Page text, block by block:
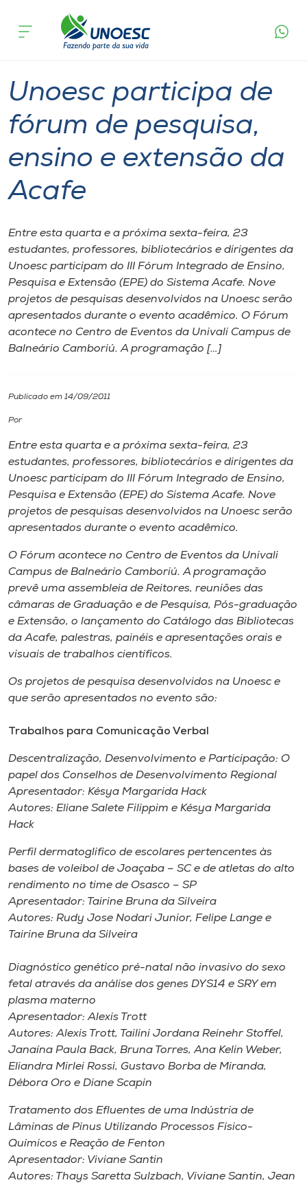
Cursos
Pesquisa
Atendimento ao Estudante
Portal de Ensino
A
Internacionalização
I.nova
Cultura
CPA
Biblioteca
Rádio
Museu
Store
o idioma
acontece
Unoesc participa de
fórum de pesquisa,
ensino e extensão da
Acafe
Entre esta quarta e a próxima sexta-feira, 23
estudantes, professores, bibliotecários e dirigentes da
Unoesc participam do III Fórum Integrado de Ensino,
Pesquisa e Extensão (EPE) do Sistema Acafe. Nove
projetos de pesquisas desenvolvidos na Unoesc serão
apresentados durante o evento acadêmico. O Fórum
acontece no Centro de Eventos da Univali Campus de
Balneário Camboriú. A programação […]
Publicado em 14/09/2011
Por
Entre esta quarta e a próxima sexta-feira, 23
estudantes, professores, bibliotecários e dirigentes da
Unoesc participam do III Fórum Integrado de Ensino,
Pesquisa e Extensão (EPE) do Sistema Acafe. Nove
projetos de pesquisas desenvolvidos na Unoesc serão
apresentados durante o evento acadêmico.
O Fórum acontece no Centro de Eventos da Univali
Campus de Balneário Camboriú. A programação
prevê uma assembleia de Reitores, reuniões das
câmaras de Graduação e de Pesquisa, Pós-graduação
e Extensão, o lançamento do Catálogo das Bibliotecas
da Acafe, palestras, painéis e apresentações orais e
visuais de trabalhos científicos.
Os projetos de pesquisa desenvolvidos na Unoesc e
que serão apresentados no evento são:
Trabalhos para Comunicação Verbal
Descentralização, Desenvolvimento e Participação: O
papel dos Conselhos de Desenvolvimento Regional
Apresentador: Késya Margarida Hack
Autores: Eliane Salete Filippim e Késya Margarida
Hack
Perfil dermatoglifico de escolares pertencentes às
bases de voleibol de Joaçaba – SC e de atletas do alto
rendimento no time de Osasco – SP
Apresentador: Tairine Bruna da Silveira
Autores: Rudy Jose Nodari Junior, Felipe Lange e
Tairine Bruna da Silveira
Diagnóstico genético pré-natal não invasivo do sexo
fetal através da análise dos genes DYS14 e SRY em
plasma materno
Apresentador: Alexis Trott
Autores: Alexis Trott, Tailini Jordana Reinehr Stoffel,
Janaína Paula Back, Bruna Torres, Ana Kelin Weber,
Eliandra Mirlei Rossi, Gustavo Borba de Miranda,
Débora Oro e Diane Scapin
Tratamento dos Efluentes de uma Indústria de
Lâminas de Pinus Utilizando Processos Físico-
Químicos e Reação de Fenton
Apresentador: Viviane Santin
Autores: Thays Saretta Sulzbach, Viviane Santin, Jean